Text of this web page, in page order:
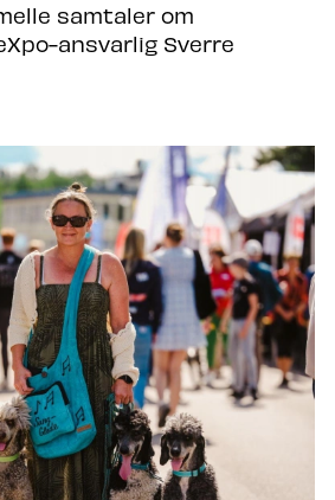
samtaler om
ansvarlig Sverre